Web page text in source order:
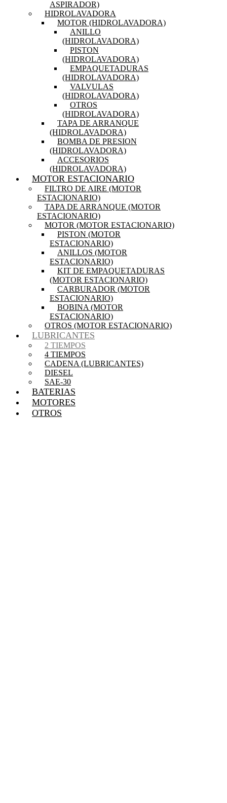
ASPIRADOR)
HIDROLAVADORA
MOTOR (HIDROLAVADORA)
ANILLO
(HIDROLAVADORA)
PISTON
(HIDROLAVADORA)
EMPAQUETADURAS
(HIDROLAVADORA)
VALVULAS
(HIDROLAVADORA)
OTROS
(HIDROLAVADORA)
TAPA DE ARRANQUE
(HIDROLAVADORA)
BOMBA DE PRESION
(HIDROLAVADORA)
ACCESORIOS
(HIDROLAVADORA)
MOTOR ESTACIONARIO
FILTRO DE AIRE (MOTOR
ESTACIONARIO)
TAPA DE ARRANQUE (MOTOR
ESTACIONARIO)
MOTOR (MOTOR ESTACIONARIO)
PISTON (MOTOR
ESTACIONARIO)
ANILLOS (MOTOR
ESTACIONARIO)
KIT DE EMPAQUETADURAS
(MOTOR ESTACIONARIO)
CARBURADOR (MOTOR
ESTACIONARIO)
BOBINA (MOTOR
ESTACIONARIO)
OTROS (MOTOR ESTACIONARIO)
LUBRICANTES
2 TIEMPOS
4 TIEMPOS
CADENA (LUBRICANTES)
DIESEL
SAE-30
BATERIAS
MOTORES
OTROS